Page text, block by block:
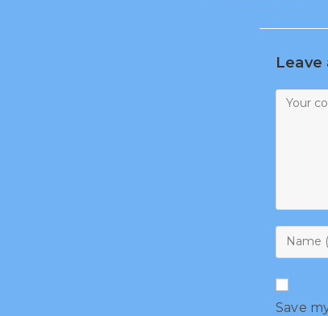
Leave
Save